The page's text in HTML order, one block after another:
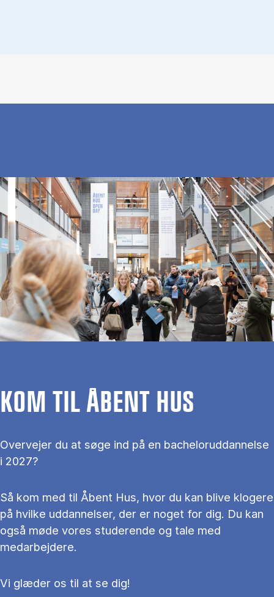
KOM TIL ÅBENT HUS
Overvejer du at søge ind på en bacheloruddannelse
i 2027?
Så kom med til Åbent Hus, hvor du kan blive klogere
på hvilke uddannelser, der er noget for dig. Du kan
også møde vores studerende og tale med
medarbejdere.
Vi glæder os til at se dig!